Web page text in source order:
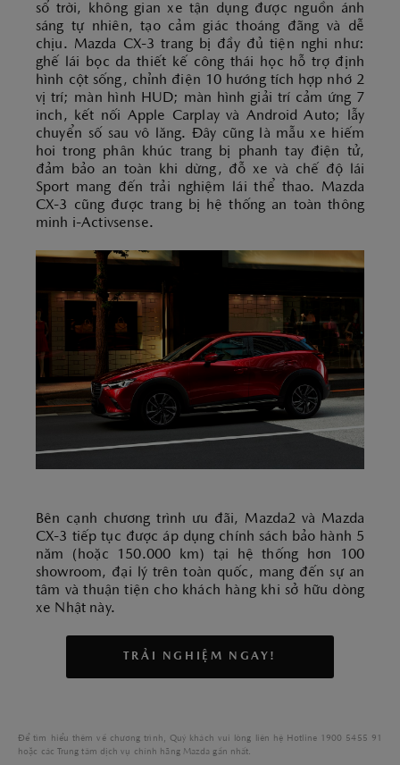
sổ trời, không gian xe tận dụng được nguồn ánh
sáng tự nhiên, tạo cảm giác thoáng đãng và dễ
chịu. Mazda CX-3 trang bị đầy đủ tiện nghi như:
ghế lái bọc da thiết kế công thái học hỗ trợ định
hình cột sống, chỉnh điện 10 hướng tích hợp nhớ 2
vị trí; màn hình HUD; màn hình giải trí cảm ứng 7
inch, kết nối Apple Carplay và Android Auto; lẫy
chuyển số sau vô lăng. Đây cũng là mẫu xe hiếm
hoi trong phân khúc trang bị phanh tay điện tử,
đảm bảo an toàn khi dừng, đỗ xe và chế độ lái
Sport mang đến trải nghiệm lái thể thao. Mazda
CX-3 cũng được trang bị hệ thống an toàn thông
minh i-Activsense.
Bên cạnh chương trình ưu đãi, Mazda2 và Mazda
CX-3 tiếp tục được áp dụng chính sách bảo hành 5
năm (hoặc 150.000 km) tại hệ thống hơn 100
showroom, đại lý trên toàn quốc, mang đến sự an
tâm và thuận tiện cho khách hàng khi sở hữu dòng
xe Nhật này.
TRẢI NGHIỆM NGAY!
Để tìm hiểu thêm về chương trình, Quý khách vui lòng liên hệ Hotline 1900 5455 91
hoặc các Trung tâm dịch vụ chính hãng Mazda gần nhất.